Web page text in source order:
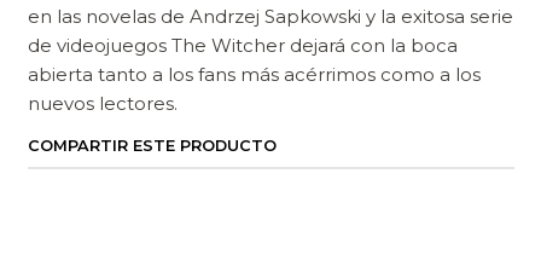
en las novelas de Andrzej Sapkowski y la exitosa serie
de videojuegos The Witcher dejará con la boca
abierta tanto a los fans más acérrimos como a los
nuevos lectores.
COMPARTIR ESTE PRODUCTO